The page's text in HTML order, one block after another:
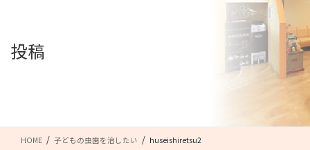
投稿
HOME 子どもの虫歯を治したい huseishiretsu2